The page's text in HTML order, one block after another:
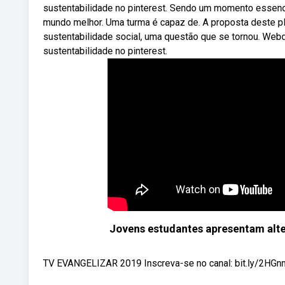
sustentabilidade no pinterest. Sendo um momento
mundo melhor. Uma turma é capaz de. A proposta deste
sustentabilidade social, uma questão que se tornou.
sustentabilidade no pinterest.
Jovens estudantes apresentam
TV EVANGELIZAR 2019 Inscreva-se no canal: bit.ly/